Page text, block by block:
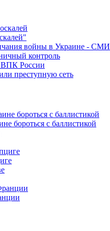
войны в Украине - СМИ
контроль
ВПК России
преступную сеть
бороться с баллистикой